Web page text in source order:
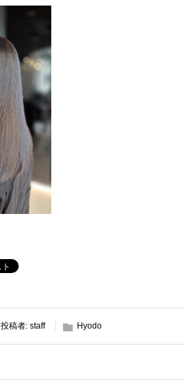
投稿者: staff Hyodo